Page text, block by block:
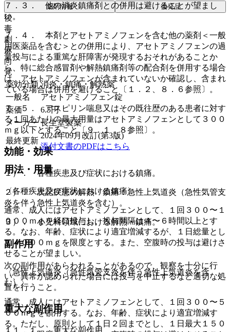
７．３． 他の消炎鎮痛剤との併用は避けることが望まし
い。
７．４． 本剤とアセトアミノフェンを含む他の薬剤＜一般
用医薬品を含む＞との併用により、アセトアミノフェンの過
量投与による重篤な肝障害が発現するおそれがあることか
ら、特に総合感冒剤や解熱鎮痛剤等の配合剤を併用する場合
は、アセトアミノフェンが含まれていないか確認し、含まれ
ている場合は併用を避けること〔１．２、８．６参照〕。
７．５． アスピリン喘息又はその既往歴のある患者に対す
る１回あたりの最大用量はアセトアミノフェンとして３００
ｍｇ以下とすること〔９．１．８参照〕。
効能・効果
１）． 各種疾患及び症状における鎮痛。
２）． 次記疾患の解熱・鎮痛：急性上気道炎（急性気管支
炎を伴う急性上気道炎を含む）。
３）． 小児科領域における解熱・鎮痛。
副作用
次の副作用があらわれることがあるので、観察を十分に行
い、異常が認められた場合には投与を中止するなど適切な処
置を行うこと。
重大な副作用
１１．１． 重大な副作用
薬剤情報 後発品
後
毒
劇
麻
向
覚
薬効分類 消炎・鎮痛・解熱薬
一般名
アセトアミノフェン錠
薬価
6.5円
メーカー 長生堂製薬
最終更新
2024年09月改訂(第3版)
添付文書のPDFはこちら
用法・用量
〈各種疾患及び症状における鎮痛〉
通常、成人にはアセトアミノフェンとして、１回３００〜１
０００ｍｇを経口投与し、投与間隔は４〜６時間以上とす
る。なお、年齢、症状により適宜増減するが、１日総量とし
て４０００ｍｇを限度とする。また、空腹時の投与は避けさ
せることが望ましい。
〈急性上気道炎（急性気管支炎を伴う急性上気道炎を含
む）〉
通常、成人にはアセトアミノフェンとして、１回３００〜５
００ｍｇを頓用する。なお、年齢、症状により適宜増減す
る。ただし、原則として１日２回までとし、１日最大１５０